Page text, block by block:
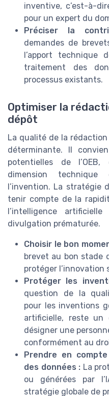
inventive, c’est-à-
pour un expert du
Préciser la
demandes de
l’apport technique
traitement des
processus existants.
Optimiser la
dépôt
La qualité de la
déterminante. Il
potentielles de
dimension
l’invention. La stratégie
tenir compte de la
l’intelligence
divulgation prématurée.
Choisir le bon
brevet au bon stade
protéger l’innovation
Protéger les
question de la
pour les inventions
artificielle, reste un
désigner une
conformément au
Prendre en
des données : La
ou générées par
stratégie globale de